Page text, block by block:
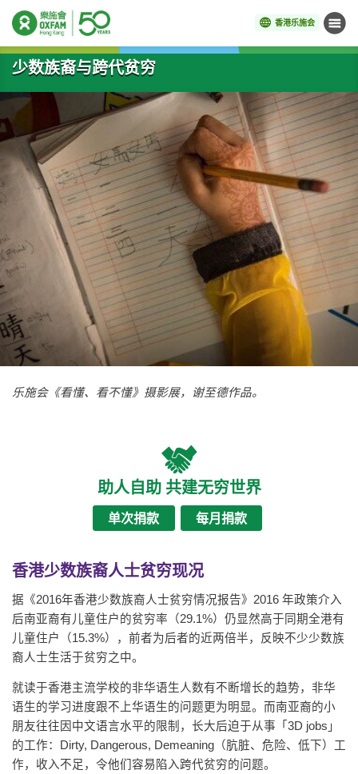
香港乐施会 菜单
开始主要内容
少数族裔与跨代贫穷
乐施会《看懂、看不懂》摄影展，谢至德作品。
助人自助 共建无穷世界
单次捐款 每月捐款
香港少数族裔人士贫穷现况
据《2016年香港少数族裔人士贫穷情况报告》2016 年政策介入
后南亚裔有儿童住户的贫穷率（29.1%）仍显然高于同期全港有
儿童住户（15.3%），前者为后者的近两倍半，反映不少少数族
裔人士生活于贫穷之中。
就读于香港主流学校的非华语生人数有不断增长的趋势，非华
语生的学习进度跟不上华语生的问题更为明显。而南亚裔的小
朋友往往因中文语言水平的限制，长大后迫于从事「3D jobs」
的工作：Dirty, Dangerous, Demeaning（肮脏、危险、低下）工
作，收入不足，令他们容易陷入跨代贫穷的问题。